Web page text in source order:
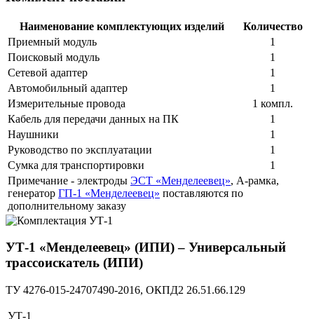
Наименование комплектующих изделий
Количество
Приемный модуль
1
Поисковый модуль
1
Сетевой адаптер
1
Автомобильный адаптер
1
Измерительные провода
1 компл.
Кабель для передачи данных на ПК
1
Наушники
1
Руководство по эксплуатации
1
Сумка для транспортировки
1
Примечание - электроды ЭСТ «Менделеевец», А-рамка,
генератор ГП-1 «Менделеевец» поставляются по
дополнительному заказу
УТ-1 «Менделеевец» (ИПИ) – Универсальный
трассоискатель (ИПИ)
ТУ 4276-015-24707490-2016, ОКПД2 26.51.66.129
УТ-1